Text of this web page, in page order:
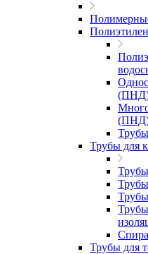
(ПНД)
(ПНД)
Трубы для
Трубы для